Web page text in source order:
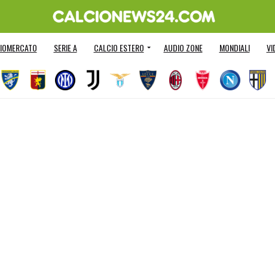
SERIE A CALCIO ESTERO AUDIO ZONE MONDIALI